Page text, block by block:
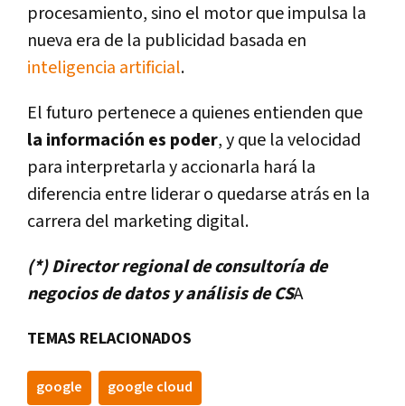
procesamiento, sino el motor que impulsa la
nueva era de la publicidad basada en
inteligencia artificial.
El futuro pertenece a quienes entienden que
la información es poder, y que la velocidad
para interpretarla y accionarla hará la
diferencia entre liderar o quedarse atrás en la
carrera del marketing digital.
(*) Director regional de consultoría de
negocios de datos y análisis de CSA
TEMAS RELACIONADOS
google google cloud